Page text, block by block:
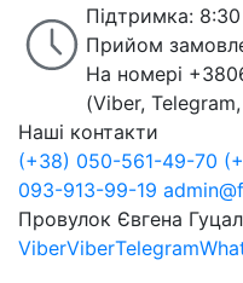
Підтримка:
Прийом
На номері
(Viber,
Наші контакти
(+38) 050-561-49-70
093-913-99-19
Провулок Євгена
ViberViberTelegram